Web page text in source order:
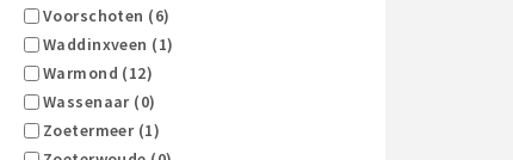
Voorschoten (6)
Waddinxveen (1)
Warmond (12)
Wassenaar (0)
Zoetermeer (1)